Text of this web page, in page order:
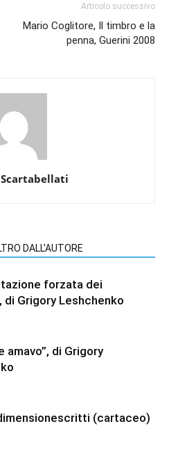
Articolo successivo
Mario Coglitore, Il timbro e la
penna, Guerini 2008
DALL'AUTORE
forzata dei
di Grigory Leshchenko
amavo”, di Grigory
(cartaceo)